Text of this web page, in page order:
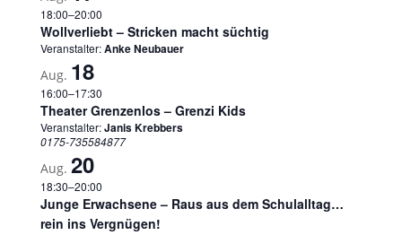
18:00–20:00
Wollverliebt – Stricken macht süchtig
Veranstalter:Anke Neubauer
Aug. 18
16:00–17:30
Theater Grenzenlos – Grenzi Kids
Veranstalter:Janis Krebbers
0175-735584877
Aug. 20
18:30–20:00
Junge Erwachsene – Raus aus dem Schulalltag…
rein ins Vergnügen!